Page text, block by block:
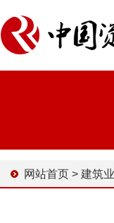
网站首页 > 建筑